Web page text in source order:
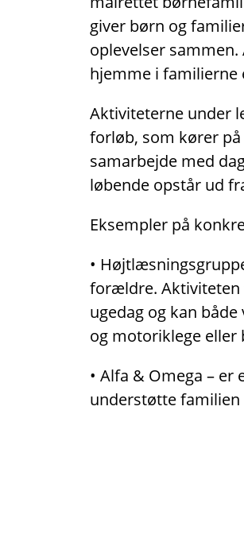
giver børn og
oplevelser
hjemme i
Aktiviteterne under
forløb, som kører
samarbejde med
løbende opstår ud
Eksempler på
•
forældre. Aktiviteten
ugedag og kan
og motoriklege
• Alfa & Omega –
understøtte